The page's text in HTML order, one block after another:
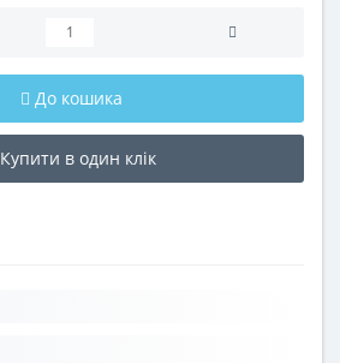
До кошика
Купити в один клік